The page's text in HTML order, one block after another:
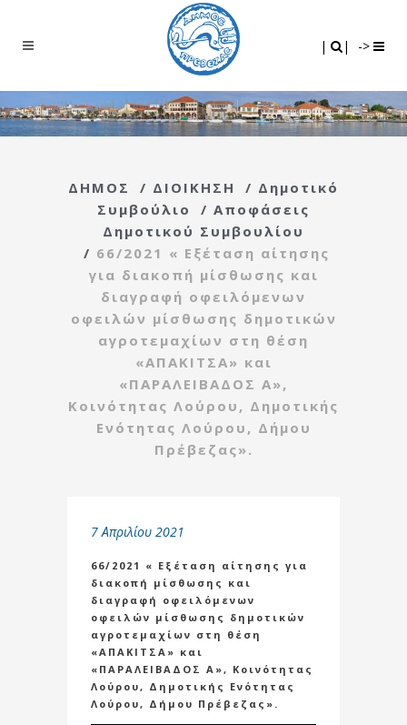
| | ->
ΔΗΜΟΣ / ΔΙΟΙΚΗΣΗ / Δημοτικό
Συμβούλιο
/ Αποφάσεις
Δημοτικού Συμβουλίου
/ 66/2021 « Εξέταση αίτησης
για διακοπή μίσθωσης και
διαγραφή οφειλόμενων
οφειλών μίσθωσης δημοτικών
αγροτεμαχίων στη θέση
«ΑΠΑΚΙΤΣΑ» και
«ΠΑΡΑΛΕΙΒΑΔΟΣ Α»,
Κοινότητας Λούρου, Δημοτικής
Ενότητας Λούρου, Δήμου
Πρέβεζας».
7 Απριλίου 2021
66/2021 « Εξέταση αίτησης για
διακοπή μίσθωσης και
διαγραφή οφειλόμενων
οφειλών μίσθωσης δημοτικών
αγροτεμαχίων στη θέση
«ΑΠΑΚΙΤΣΑ» και
«ΠΑΡΑΛΕΙΒΑΔΟΣ Α», Κοινότητας
Λούρου, Δημοτικής Ενότητας
Λούρου, Δήμου Πρέβεζας».